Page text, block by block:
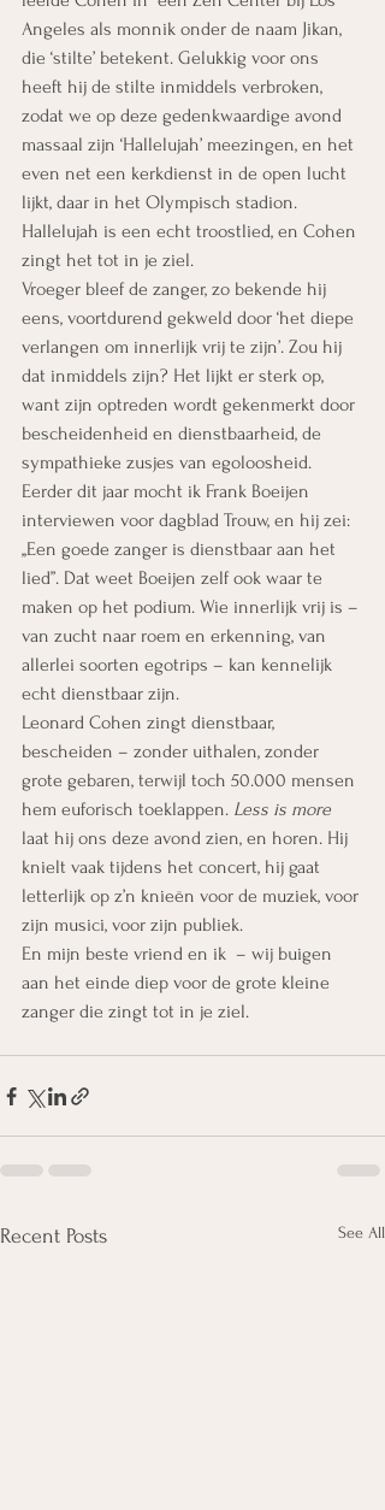
Angeles als monnik onder de naam Jikan,
die ‘stilte’ betekent. Gelukkig voor ons
heeft hij de stilte inmiddels verbroken,
zodat we op deze gedenkwaardige avond
massaal zijn ‘Hallelujah’ meezingen, en het
even net een kerkdienst in de open lucht
lijkt, daar in het Olympisch stadion.
Hallelujah is een echt troostlied, en Cohen
zingt het tot in je ziel.
Vroeger bleef de zanger, zo bekende hij
eens, voortdurend gekweld door ‘het diepe
verlangen om innerlijk vrij te zijn’. Zou hij
dat inmiddels zijn? Het lijkt er sterk op,
want zijn optreden wordt gekenmerkt door
bescheidenheid en dienstbaarheid, de
sympathieke zusjes van egoloosheid.
Eerder dit jaar mocht ik Frank Boeijen
interviewen voor dagblad Trouw, en hij zei:
,,Een goede zanger is dienstbaar aan het
lied”. Dat weet Boeijen zelf ook waar te
maken op het podium. Wie innerlijk vrij is –
van zucht naar roem en erkenning, van
allerlei soorten egotrips – kan kennelijk
echt dienstbaar zijn.
Leonard Cohen zingt dienstbaar,
bescheiden – zonder uithalen, zonder
grote gebaren, terwijl toch 50.000 mensen
hem euforisch toeklappen. Less is more
laat hij ons deze avond zien, en horen. Hij
knielt vaak tijdens het concert, hij gaat
letterlijk op z’n knieën voor de muziek, voor
zijn musici, voor zijn publiek.
En mijn beste vriend en ik  – wij buigen
aan het einde diep voor de grote kleine
zanger die zingt tot in je ziel.
Recent Posts See All